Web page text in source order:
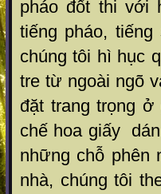
pháo đốt thi với
tiếng pháo,
chúng tôi hì hục
tre từ ngoài ngõ
đặt trang trọng
chế hoa giấy
những chỗ phên
nhà, chúng tôi